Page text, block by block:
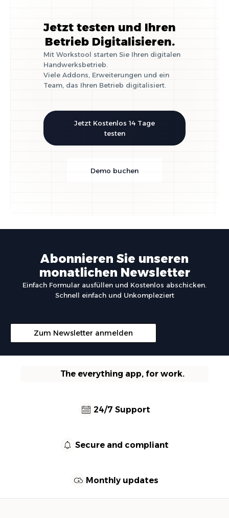
Jetzt testen und Ihren
Betrieb Digitalisieren.
Mit Workstool starten Sie Ihren digitalen
Handwerksbetrieb.
Viele Addons, Erweiterungen und ein
Team, das Ihren Betrieb digitalisiert.
Jetzt Kostenlos 14 Tage
testen
Demo buchen
Abonnieren Sie unseren
monatlichen Newsletter
Einfach Formular ausfüllen und Kostenlos abschicken.
Schnell einfach und Unkompleziert
Zum Newsletter anmelden
The everything app, for work.
24/7 Support
Secure and compliant
Monthly updates